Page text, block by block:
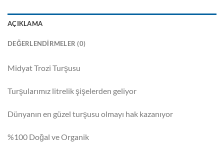
AÇIKLAMA
DEĞERLENDIRMELER (0)
Midyat Trozi Turşusu
Turşularımız litrelik şişelerden geliyor
Dünyanın en güzel turşusu olmayı hak kazanıyor
%100 Doğal ve Organik